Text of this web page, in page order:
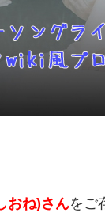
おね)さんをご